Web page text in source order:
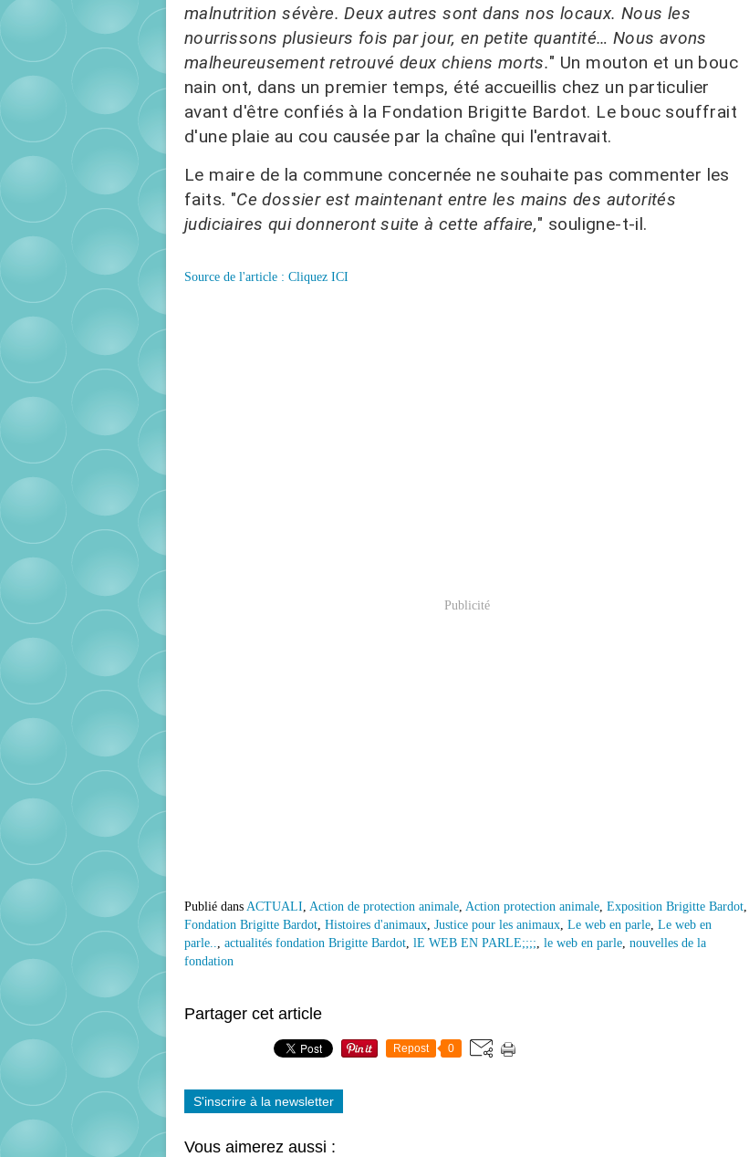
malnutrition sévère. Deux autres sont dans nos locaux. Nous les
nourrissons plusieurs fois par jour, en petite quantité… Nous avons
malheureusement retrouvé deux chiens morts." Un mouton et un bouc
nain ont, dans un premier temps, été accueillis chez un particulier
avant d'être confiés à la Fondation Brigitte Bardot. Le bouc souffrait
d'une plaie au cou causée par la chaîne qui l'entravait.
Le maire de la commune concernée ne souhaite pas commenter les
faits. "Ce dossier est maintenant entre les mains des autorités
judiciaires qui donneront suite à cette affaire," souligne-t-il.
Source de l'article : Cliquez ICI
Publicité
Publié dans ACTUALI, Action de protection animale, Action protection animale, Exposition Brigitte Bardot,
Fondation Brigitte Bardot, Histoires d'animaux, Justice pour les animaux, Le web en parle, Le web en
parle.., actualités fondation Brigitte Bardot, lE WEB EN PARLE;;;;, le web en parle, nouvelles de la
fondation
Partager cet article
Repost 0
S'inscrire à la newsletter
Vous aimerez aussi :